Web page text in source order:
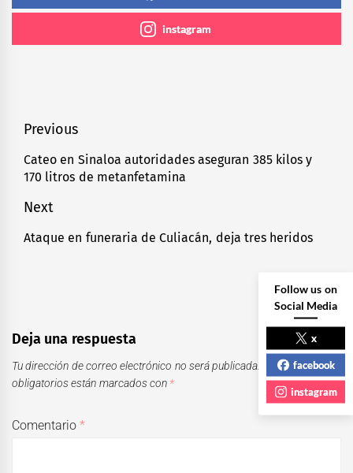
instagram
Navegación
de
entradas
Previous
Previous
post:
Cateo en Sinaloa autoridades aseguran 385 kilos y
170 litros de metanfetamina
Next
Next
Ataque en funeraria de Culiacán, deja tres heridos
Deja una respuesta
Tu dirección de correo electrónico no será publicada.
Los campos
obligatorios están marcados con *
Comentario*
Follow us on
Social Media
x
facebook
instagram